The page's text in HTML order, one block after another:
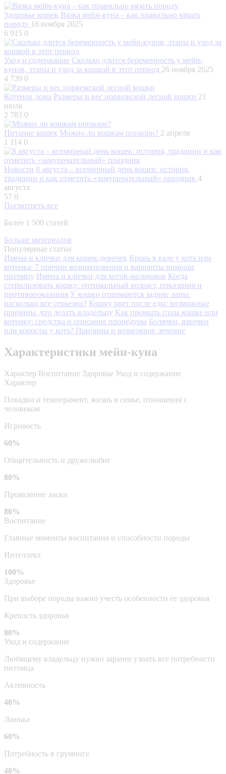
Здоровье кошек Вязка мейн-куна – как правильно вязать
породу 18 ноября 2025
6 915 0
Уход и содержание Сколько длится беременность у мейн-
кунов, этапы и уход за кошкой в этот период 26 ноября 2025
4 739 0
Котенок дома Размеры и вес норвежской лесной кошки 21
июля
2 783 0
Питание кошек Можно ли кошкам попкорн? 2 апреля
1 114 0
Новости 8 августа – всемирный день кошек: история,
традиции и как отметить «замуррчательный» праздник 4
августа
57 0
Посмотреть все
Более 1 500 статей
Больше материалов
Популярные статьи
Имена и клички для кошек-девочек Кровь в кале у кота или
котенка: 7 причин возникновения и варианты помощи
питомцу Имена и клички для котов-мальчиков Когда
стерилизовать кошку: оптимальный возраст, показания и
противопоказания У кошки отнимаются задние лапы:
насколько все серьезно? Кошку рвет после еды: возможные
причины, что делать владельцу Как промыть глаза кошке или
котенку: средства и описание процедуры Болячки, язвочки
или коросты у кота? Причины и возможное лечение
Характеристики мейн-куна
Характер Воспитание Здоровье Уход и содержание
Характер
Повадки и темперамент, жизнь в семье, отношения с
человеком
Игривость
60%
Общительность и дружелюбие
80%
Проявление ласки
80%
Воспитание
Главные моменты воспитания и способности породы
Интеллект
100%
Здоровье
При выборе породы важно учесть особенности ее здоровья
Крепость здоровья
80%
Уход и содержание
Любящему владельцу нужно заранее узнать все потребности
питомца
Активность
40%
Линька
60%
Потребность в груминге
40%